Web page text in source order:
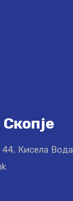
Кисела Вода